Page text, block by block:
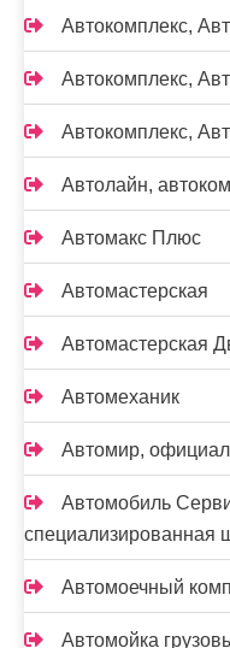
Автокомплекс,
Автокомплекс,
Автокомплекс,
Автолайн,
Автомакс Плюс
Автомастерская
Автомастерская
Автомеханик
Автомир,
Автомобиль
специализированная
Автомоечный
Автомойка